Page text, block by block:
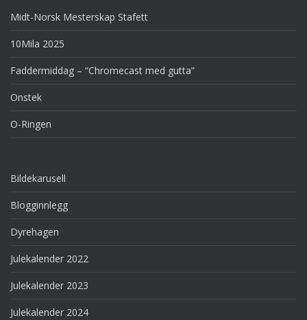
Midt-Norsk Mesterskap Stafett
10Mila 2025
Faddermiddag – “Chromecast med gutta”
Onstek
O-Ringen
Bildekarusell
Blogginnlegg
Dyrehagen
Julekalender 2022
Julekalender 2023
Julekalender 2024